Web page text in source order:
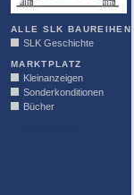
ALLE SLK BAUREIHEN
SLK Geschichte
MARKTPLATZ
Kleinanzeigen
Sonderkonditionen
Bücher